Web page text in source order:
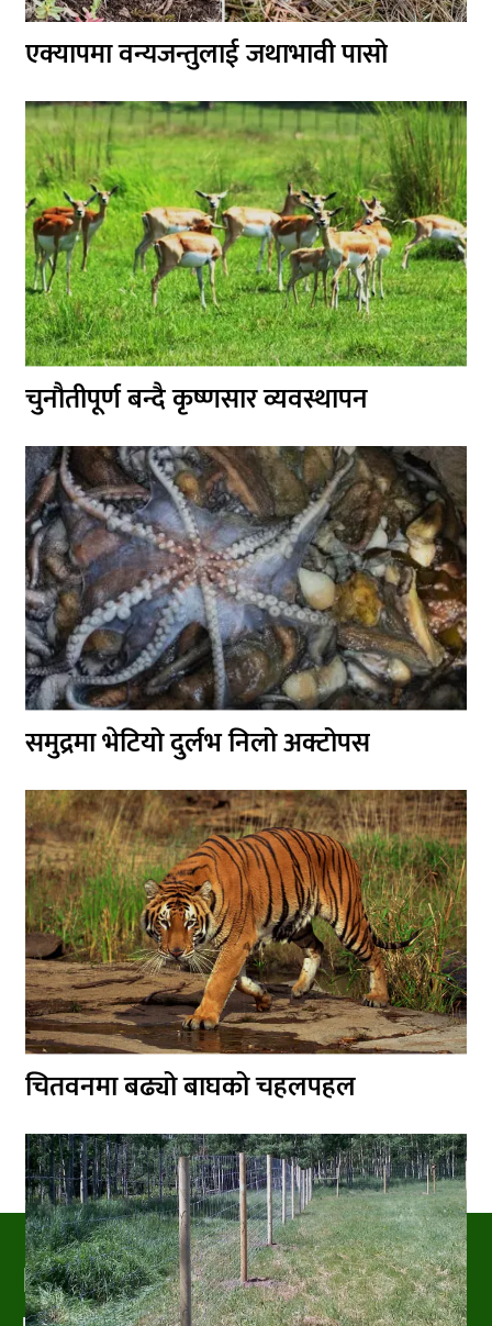
एक्यापमा वन्यजन्तुलाई जथाभावी पासो
चुनौतीपूर्ण बन्दै कृष्णसार व्यवस्थापन
समुद्रमा भेटियो दुर्लभ निलो अक्टोपस
चितवनमा बढ्यो बाघको चहलपहल
PRAKRITIPRESS